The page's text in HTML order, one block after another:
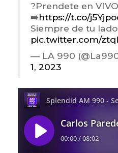
?Prendete en VIVO
➡️https://t.co/
Siempre de tu
pic.twitter.com/
— LA 990
1, 2023